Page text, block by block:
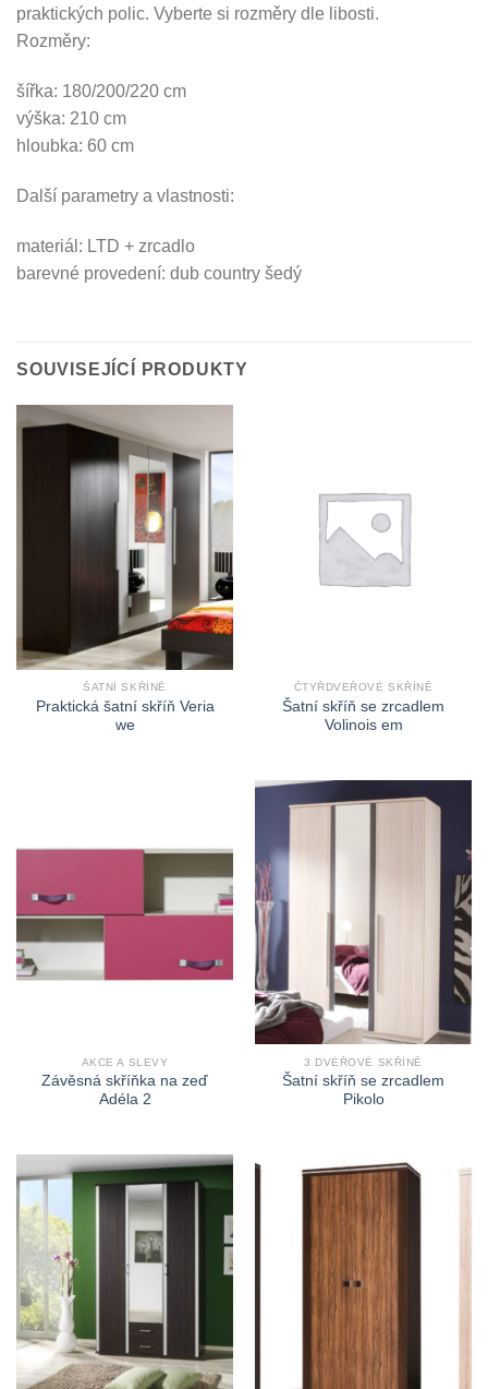
praktických polic. Vyberte si rozměry dle libosti.
Rozměry:
šířka: 180/200/220 cm
výška: 210 cm
hloubka: 60 cm
Další parametry a vlastnosti:
materiál: LTD + zrcadlo
barevné provedení: dub country šedý
SOUVISEJÍCÍ PRODUKTY
ŠATNÍ SKŘÍNĚ
Praktická šatní skříň Veria
we
ČTYŘDVEŘOVÉ SKŘÍNĚ
Šatní skříň se zrcadlem
Volinois em
AKCE A SLEVY
Závěsná skříňka na zeď
Adéla 2
3 DVÉŘOVÉ SKŘÍNĚ
Šatní skříň se zrcadlem
Pikolo